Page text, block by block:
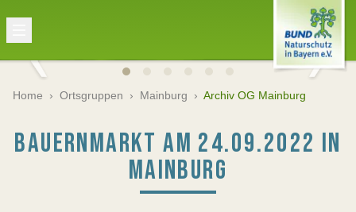
Home › Ortsgruppen › Mainburg › Archiv OG Mainburg
BAUERNMARKT AM 24.09.2022 IN
MAINBURG